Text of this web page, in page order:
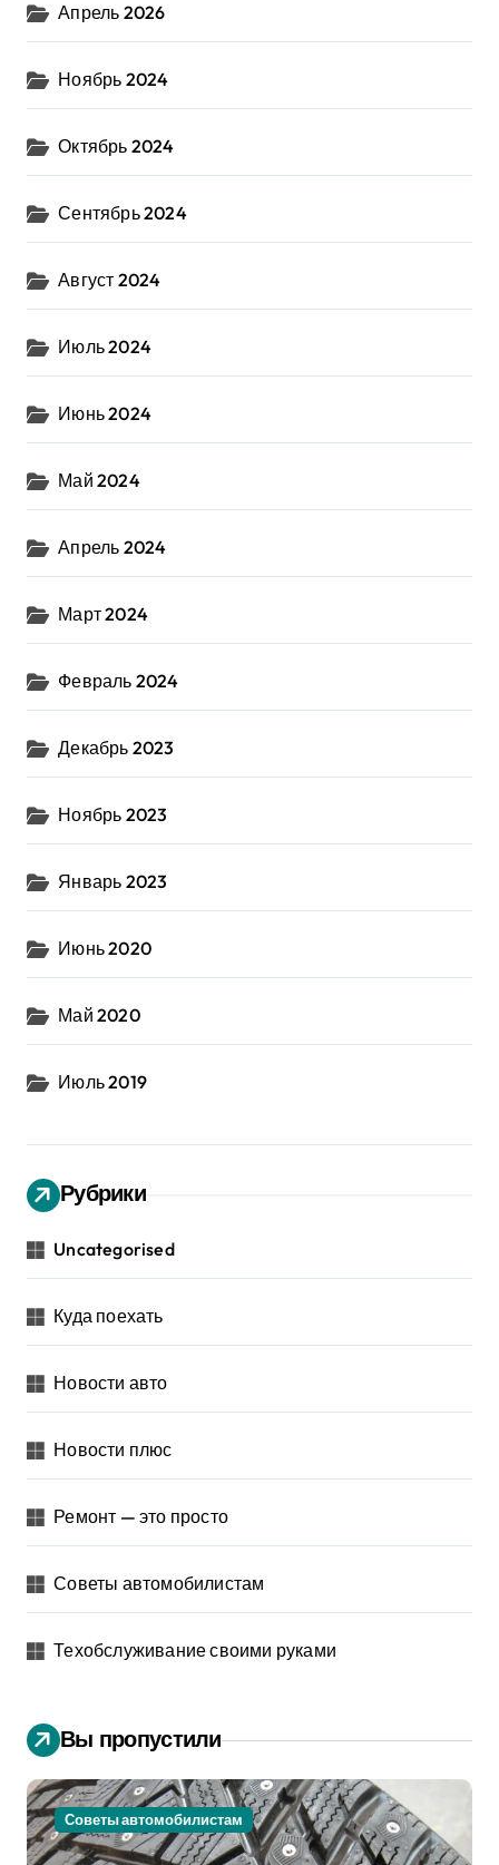
Апрель 2026
Ноябрь 2024
Октябрь 2024
Сентябрь 2024
Август 2024
Июль 2024
Июнь 2024
Май 2024
Апрель 2024
Март 2024
Февраль 2024
Декабрь 2023
Ноябрь 2023
Январь 2023
Июнь 2020
Май 2020
Июль 2019
Рубрики
Uncategorised
Куда поехать
Новости авто
Новости плюс
Ремонт — это просто
Советы автомобилистам
Техобслуживание своими руками
Вы пропустили
Советы автомобилистам